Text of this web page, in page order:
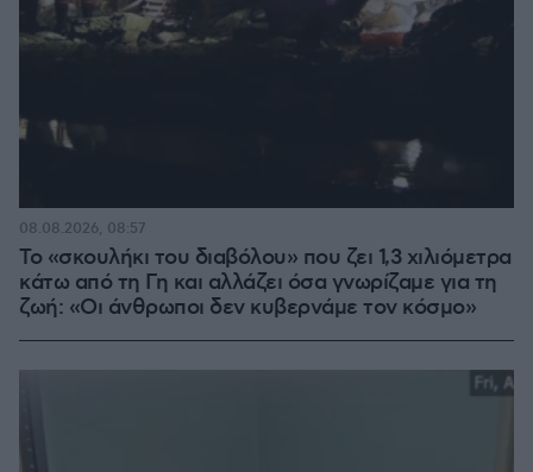
Το «σκουλήκι του διαβόλου» που ζει 1,3 χιλιόμετρα
κάτω από τη Γη και αλλάζει όσα γνωρίζαμε για τη
ζωή: «Οι άνθρωποι δεν κυβερνάμε τον κόσμο»
08.08.2026, 08:57